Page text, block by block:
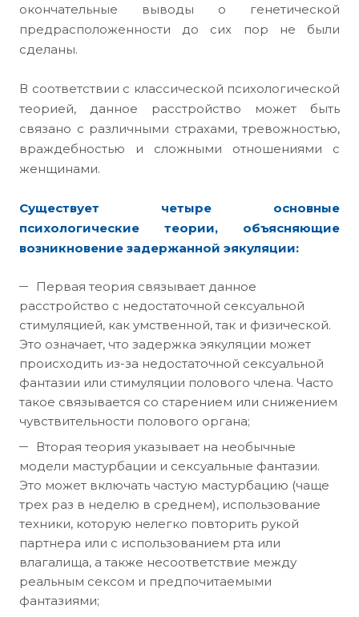
окончательные выводы о генетической
предрасположенности до сих пор не были
сделаны.
В соответствии с классической психологической
теорией, данное расстройство может быть
связано с различными страхами, тревожностью,
враждебностью и сложными отношениями с
женщинами.
Существует четыре основные
психологические теории, объясняющие
возникновение задержанной эякуляции:
Первая теория связывает данное
расстройство с недостаточной сексуальной
стимуляцией, как умственной, так и физической.
Это означает, что задержка эякуляции может
происходить из-за недостаточной сексуальной
фантазии или стимуляции полового члена. Часто
такое связывается со старением или снижением
чувствительности полового органа;
Вторая теория указывает на необычные
модели мастурбации и сексуальные фантазии.
Это может включать частую мастурбацию (чаще
трех раз в неделю в среднем), использование
техники, которую нелегко повторить рукой
партнера или с использованием рта или
влагалища, а также несоответствие между
реальным сексом и предпочитаемыми
фантазиями;